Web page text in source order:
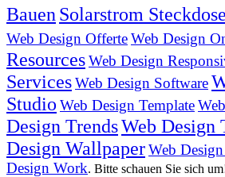
Bauen Solarstrom Steckdose
Web Design OfferteWeb Design
ResourcesWeb Design
ServicesWeb Design Software
Studio Web Design Template
Design TrendsWeb Design
Design WallpaperWeb
Design Work. Bitte schauen Sie sich